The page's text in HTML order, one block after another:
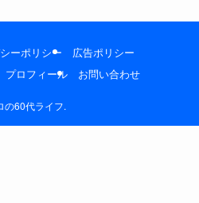
ーポリシー
広告ポリシー
プロフィール お問い合わせ
の60代ライフ.